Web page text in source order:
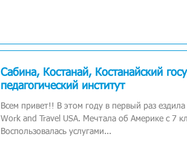
Сабина, Костанай, Костанайский
педагогический институт
Всем привет!! В этом году в первый раз
Work and Travel USA. Мечтала об Америке с 7
Воспользовалась услугами...